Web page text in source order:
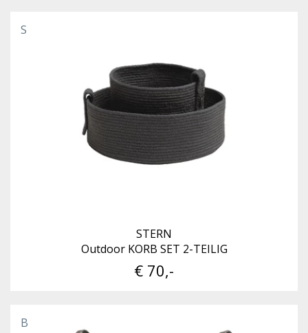
S
STERN
Outdoor KORB SET 2-TEILIG
€ 70,-
B